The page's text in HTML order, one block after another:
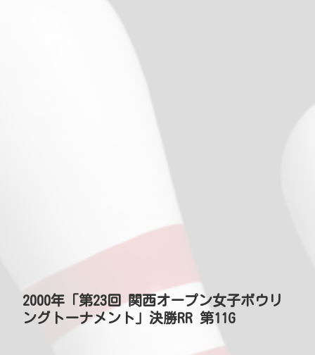
2000年「第23回 関西オープン女子ボウリ
ングトーナメント」決勝RR 第11G